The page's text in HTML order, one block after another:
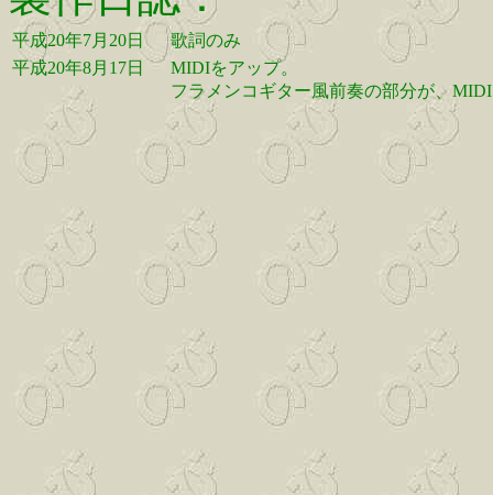
平成20年7月20日
歌詞のみ
平成20年8月17日
MIDIをアップ。
フラメンコギター風前奏の部分が、